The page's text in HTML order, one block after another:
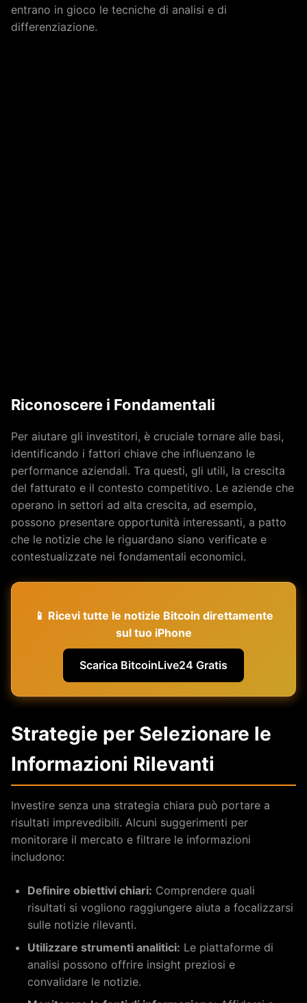
entrano in gioco le tecniche di analisi e di
differenziazione.
Riconoscere i Fondamentali
Per aiutare gli investitori, è cruciale tornare alle basi,
identificando i fattori chiave che influenzano le
performance aziendali. Tra questi, gli utili, la crescita
del fatturato e il contesto competitivo. Le aziende che
operano in settori ad alta crescita, ad esempio,
possono presentare opportunità interessanti, a patto
che le notizie che le riguardano siano verificate e
contestualizzate nei fondamentali economici.
📱 Ricevi tutte le notizie Bitcoin direttamente
sul tuo iPhone
Scarica BitcoinLive24 Gratis
Strategie per Selezionare le
Informazioni Rilevanti
Investire senza una strategia chiara può portare a
risultati imprevedibili. Alcuni suggerimenti per
monitorare il mercato e filtrare le informazioni
includono:
Definire obiettivi chiari: Comprendere quali
risultati si vogliono raggiungere aiuta a focalizzarsi
sulle notizie rilevanti.
Utilizzare strumenti analitici: Le piattaforme di
analisi possono offrire insight preziosi e
convalidare le notizie.